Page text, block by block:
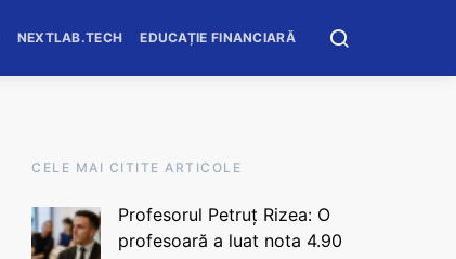
NEXTLAB.TECH EDUCAȚIE FINANCIARĂ
CELE MAI CITITE ARTICOLE
Profesorul Petruț Rizea: O
profesoară a luat nota 4.90